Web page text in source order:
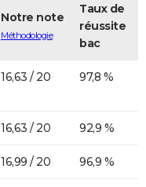
Notre note
Méthodologie
Taux de
réussite
bac
16,63 / 20 97,8 %
16,63 / 20 92,9 %
16,99 / 20 96,9 %